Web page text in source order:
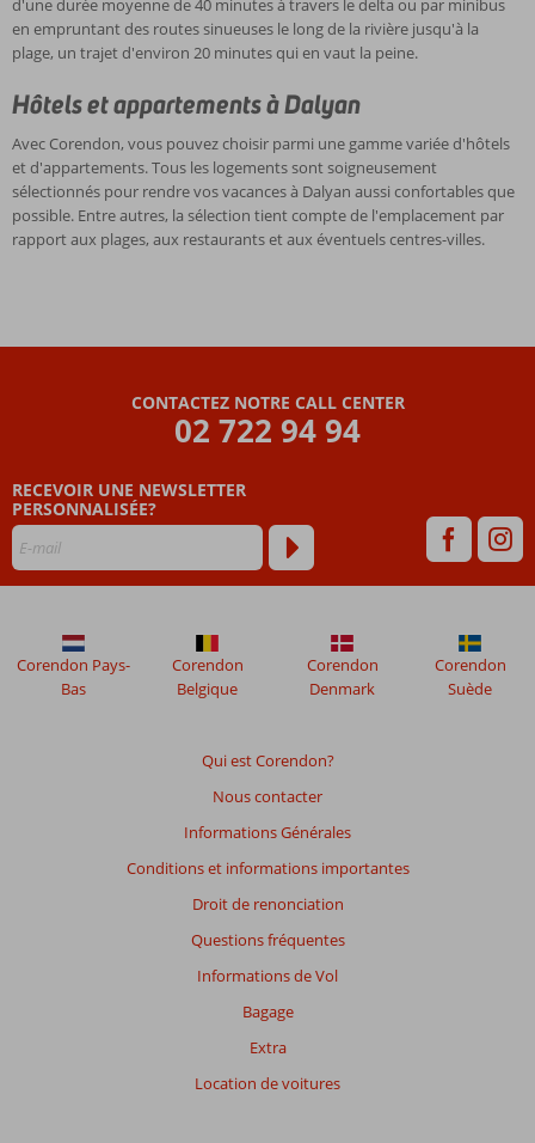
d'une durée moyenne de 40 minutes à travers le delta ou par minibus
en empruntant des routes sinueuses le long de la rivière jusqu'à la
plage, un trajet d'environ 20 minutes qui en vaut la peine.
Hôtels et appartements à Dalyan
Avec Corendon, vous pouvez choisir parmi une gamme variée d'hôtels
et d'appartements. Tous les logements sont soigneusement
sélectionnés pour rendre vos vacances à Dalyan aussi confortables que
possible. Entre autres, la sélection tient compte de l'emplacement par
rapport aux plages, aux restaurants et aux éventuels centres-villes.
CONTACTEZ NOTRE CALL CENTER
02 722 94 94
RECEVOIR UNE NEWSLETTER
PERSONNALISÉE?
Qui est Corendon?
Nous contacter
Informations Générales
Conditions et informations importantes
Droit de renonciation
Questions fréquentes
Informations de Vol
Bagage
Extra
Location de voitures
Corendon Pays-
Bas
Corendon
Belgique
Corendon
Denmark
Corendon
Suède